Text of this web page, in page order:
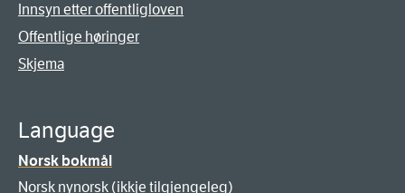
Innsyn etter offentligloven
Offentlige høringer
Skjema
Language
Norsk bokmål
Norsk nynorsk (ikkje tilgjengeleg)